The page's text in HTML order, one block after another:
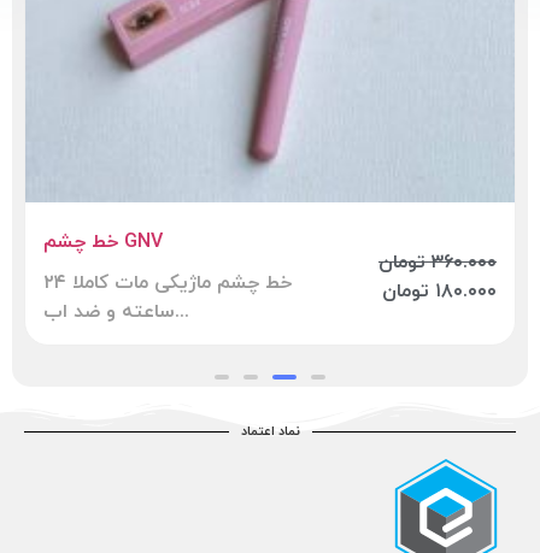
خط چشم GNV
خط چشم ماژیکی مات کاملا ۲۴
۳۶۰.۰۰۰ تومان
۱۸۰.۰۰۰ تومان
نماد اعتماد